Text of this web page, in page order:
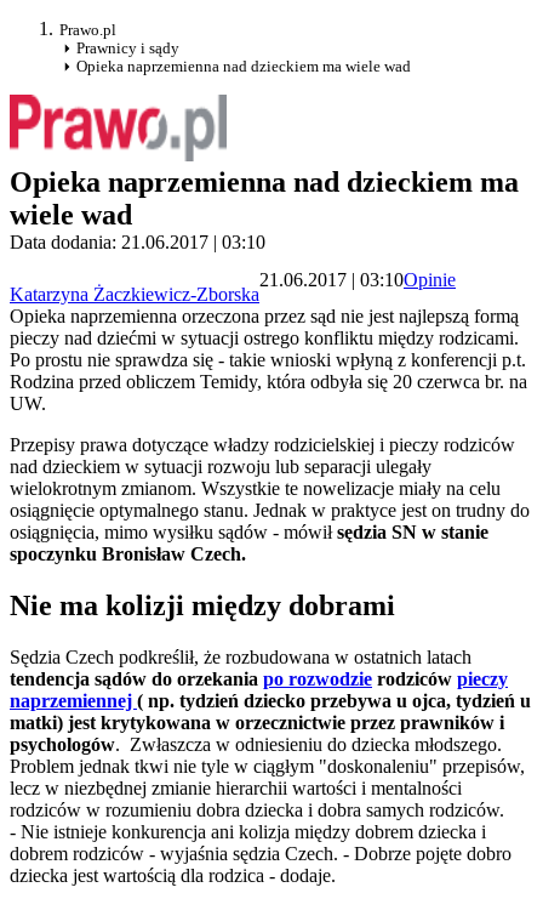
Prawo.pl
Prawnicy i sądy
Opieka naprzemienna nad dzieckiem ma wiele wad
Opieka naprzemienna nad dzieckiem ma
wiele wad
Data dodania: 21.06.2017 | 03:10
Katarzyna Żaczkiewicz-Zborska
21.06.2017 | 03:10Opinie
Opieka naprzemienna orzeczona przez sąd nie jest najlepszą formą
pieczy nad dziećmi w sytuacji ostrego konfliktu między rodzicami.
Po prostu nie sprawdza się - takie wnioski wpłyną z konferencji p.t.
Rodzina przed obliczem Temidy, która odbyła się 20 czerwca br. na
UW.
Przepisy prawa dotyczące władzy rodzicielskiej i pieczy rodziców
nad dzieckiem w sytuacji rozwoju lub separacji ulegały
wielokrotnym zmianom. Wszystkie te nowelizacje miały na celu
osiągnięcie optymalnego stanu. Jednak w praktyce jest on trudny do
osiągnięcia, mimo wysiłku sądów - mówiłsędzia SN w stanie
spoczynku Bronisław Czech.
Nie ma kolizji między dobrami
Sędzia Czech podkreślił, że rozbudowana w ostatnich latach
tendencja sądów do orzekania po rozwodzie rodziców pieczy
naprzemiennej ( np. tydzień dziecko przebywa u ojca, tydzień u
matki) jest krytykowana w orzecznictwie przez prawników i
psychologów. Zwłaszcza w odniesieniu do dziecka młodszego.
Problem jednak tkwi nie tyle w ciągłym "doskonaleniu" przepisów,
lecz w niezbędnej zmianie hierarchii wartości i mentalności
rodziców w rozumieniu dobra dziecka i dobra samych rodziców.
- Nie istnieje konkurencja ani kolizja między dobrem dziecka i
dobrem rodziców - wyjaśnia sędzia Czech. - Dobrze pojęte dobro
dziecka jest wartością dla rodzica - dodaje.